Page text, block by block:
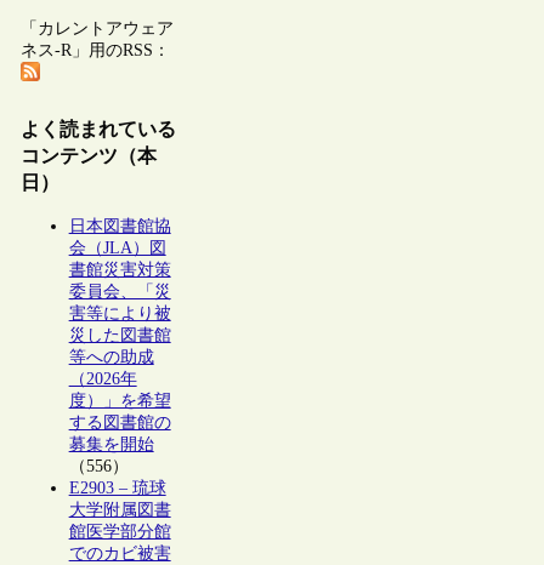
「カレントアウェア
ネス-R」用のRSS：
よく読まれている
コンテンツ（本
日）
日本図書館協
会（JLA）図
書館災害対策
委員会、「災
害等により被
災した図書館
等への助成
（2026年
度）」を希望
する図書館の
募集を開始
（556）
E2903 – 琉球
大学附属図書
館医学部分館
でのカビ被害